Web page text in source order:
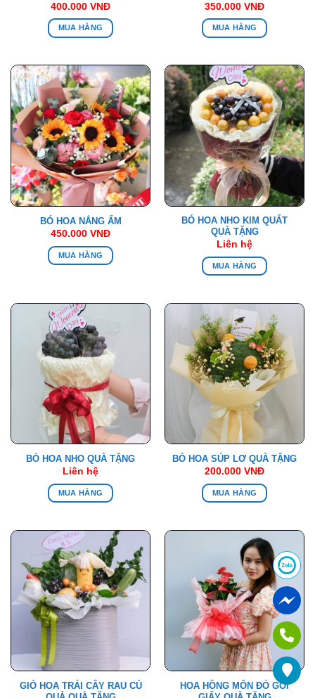
400.000 VNĐ
MUA HÀNG
350.000 VNĐ
MUA HÀNG
BÓ HOA NẮNG ẤM
450.000 VNĐ
MUA HÀNG
BÓ HOA NHO KIM QUẤT
QUÀ TẶNG
Liên hệ
MUA HÀNG
BÓ HOA NHO QUÀ TẶNG
Liên hệ
MUA HÀNG
BÓ HOA SÚP LƠ QUÀ TẶNG
200.000 VNĐ
MUA HÀNG
GIỎ HOA TRÁI CÂY RAU CỦ
HOA HỒNG MÔN ĐỎ GÓI